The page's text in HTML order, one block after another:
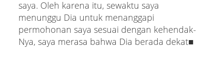
saya. Oleh karena itu, sewaktu saya
menunggu Dia untuk menanggapi
permohonan saya sesuai dengan kehendak-
Nya, saya merasa bahwa Dia berada dekat■